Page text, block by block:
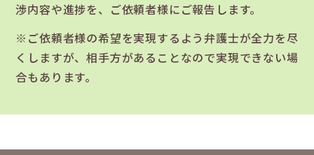
渉内容や進捗を、ご依頼者様にご報告します。
※ご依頼者様の希望を実現するよう弁護士が全力を尽
くしますが、相手方があることなので実現できない場
合もあります。